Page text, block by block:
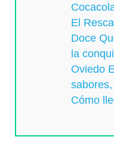
El
Doce
la
Oviedo
Cómo